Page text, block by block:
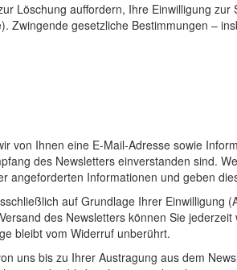
Löschung auffordern, Ihre Einwilligung
gesetzliche Bestimmungen –
von Ihnen eine E-Mail-Adresse sowie
des Newsletters einverstanden sind.
angeforderten Informationen und geben
auf Grundlage Ihrer Einwilligung
des Newsletters können Sie jederzeit
bleibt vom Widerruf unberührt.
uns bis zu Ihrer Austragung aus dem